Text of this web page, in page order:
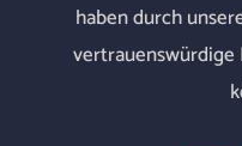
habendurch
vertrauenswürdige